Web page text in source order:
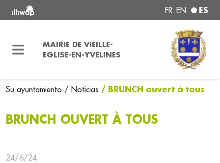
FR EN ES
MAIRIE DE VIEILLE-
EGLISE-EN-YVELINES
Su ayuntamiento / Noticias / BRUNCH ouvert à tous
BRUNCH OUVERT À TOUS
24/6/24